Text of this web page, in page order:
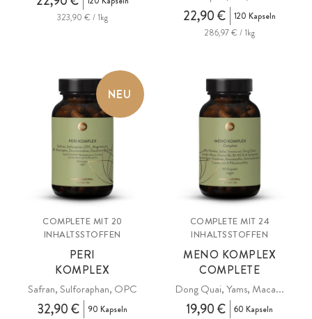
323,90 € / 1kg
22,90 €
120 Kapseln
286,97 € / 1kg
NEU
COMPLETE MIT 20
INHALTSSTOFFEN
PERI
KOMPLEX
Safran, Sulforaphan, OPC
32,90 €
90 Kapseln
COMPLETE MIT 24
INHALTSSTOFFEN
MENO KOMPLEX
COMPLETE
Dong Quai, Yams, Maca...
19,90 €
60 Kapseln